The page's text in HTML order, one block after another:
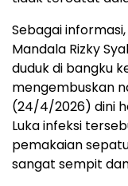
​Sebagai
Mandala Rizky
duduk di bangku
mengembuskan
(24/4/2026) dini
Luka infeksi
pemakaian
sangat sempit